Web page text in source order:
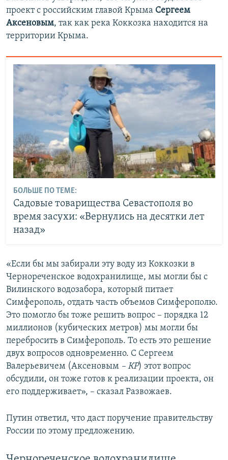
проект с российским главой Крыма Сергеем
Аксеновым, так как река Коккозка находится на
территории Крыма.
БОЛЬШЕ ПО ТЕМЕ:
Садовые товарищества Севастополя во
время засухи: «Вернулись на десятки лет
назад»
«Если бы мы забирали эту воду из Коккозки в
Чернореченское водохранилище, мы могли бы с
Вилинского водозабора, который питает
Симферополь, отдать часть объемов Симферополю.
Это помогло бы тоже решить вопрос – порядка 12
миллионов (кубических метров) мы могли бы
перебросить в Симферополь. То есть это решение
двух вопросов одновременно. С Сергеем
Валерьевичем (Аксеновым – КР) этот вопрос
обсудили, он тоже готов к реализации проекта, он
его поддерживает», – сказал Развожаев.
Путин ответил, что даст поручение правительству
России по этому предложению.